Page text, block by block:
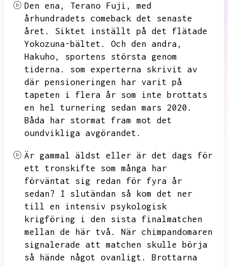
Den ena, Terano Fuji,
med
århundradets comeback det senaste
året.
Siktet inställt på det flätade
Yokozuna-bältet.
Och den andra,
Hakuho,
sportens största genom
tiderna.
som experterna skrivit av
där pensioneringen har varit på
tapeten i flera år som inte brottats
en hel turnering sedan mars 2020.
Båda har stormat fram mot det
oundvikliga avgörandet.
Är gammal äldst eller är det dags för
ett tronskifte som många har
förväntat sig redan för fyra år
sedan?
I slutändan så kom det ner
till en intensiv psykologisk
krigföring i den sista finalmatchen
mellan de här två.
När chimpandomaren
signalerade att matchen skulle börja
så hände något ovanligt.
Brottarna